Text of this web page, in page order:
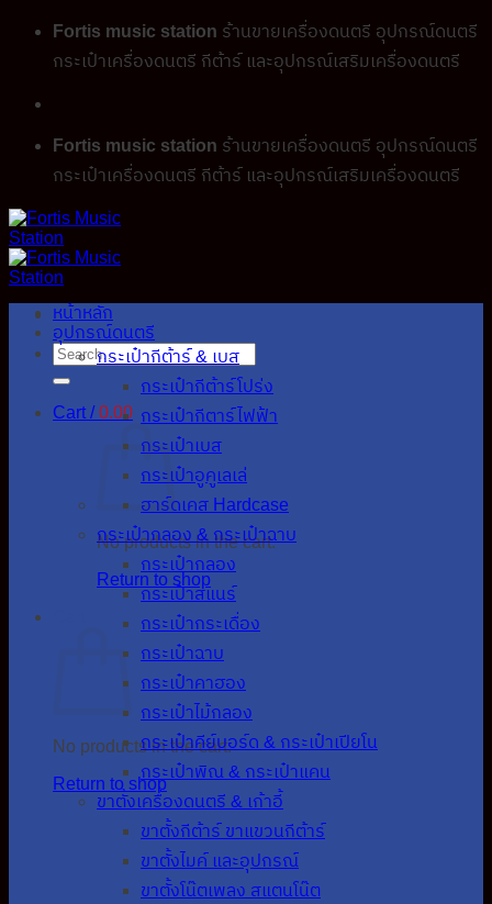
Skip
content
Fortis music station ร้านขายเครื่องดนตรี อุปกรณ์ดนตรี
กระเป๋าเครื่องดนตรี กีต้าร์ และอุปกรณ์เสริมเครื่องดนตรี
Fortis music station ร้านขายเครื่องดนตรี อุปกรณ์ดนตรี
กระเป๋าเครื่องดนตรี กีต้าร์ และอุปกรณ์เสริมเครื่องดนตรี
Search
for:
Cart /0.00
No products in the cart.
Return to shop
No products in the cart.
Return to shop
หน้าหลัก
อุปกรณ์ดนตรี
กระเป๋ากีต้าร์ & เบส
กระเป๋ากีต้าร์โปร่ง
กระเป๋ากีตาร์ไฟฟ้า
กระเป๋าเบส
กระเป๋าอูคูเลเล่
ฮาร์ดเคส Hardcase
กระเป๋ากลอง & กระเป๋าฉาบ
กระเป๋ากลอง
กระเป๋าสแนร์
กระเป๋ากระเดื่อง
กระเป๋าฉาบ
กระเป๋าคาฮอง
กระเป๋าไม้กลอง
กระเป๋าคีย์บอร์ด & กระเป๋าเปียโน
กระเป๋าพิณ & กระเป๋าแคน
ขาตั้งเครื่องดนตรี & เก้าอี้
ขาตั้งกีต้าร์ ขาแขวนกีต้าร์
ขาตั้งไมค์ และอุปกรณ์
ขาตั้งโน๊ตเพลง สแตนโน๊ต